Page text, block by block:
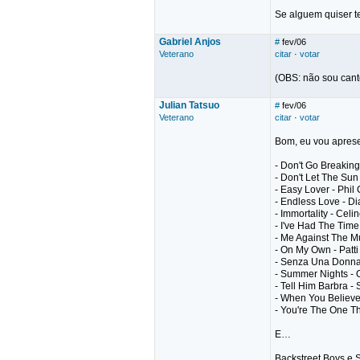
Se alguem quiser
Gabriel Anjos
Veterano
# fev/06
citar · votar
(OBS: não sou
Julian Tatsuo
Veterano
# fev/06
citar · votar
Bom, eu vou
- Don't Go
- Don't Let The
- Easy Lover - Phil
- Endless Love -
- Immortality -
- I've Had The
- Me Against The
- On My Own -
- Senza Una
- Summer Nights -
- Tell Him Barbra -
- When You
- You're The One
E…